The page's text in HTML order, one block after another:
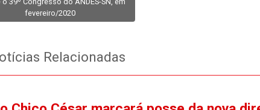
fevereiro/2020
Relacionadas